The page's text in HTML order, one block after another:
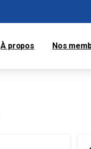
À propos Nos